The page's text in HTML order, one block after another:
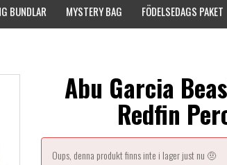
BUNDLAR MYSTERY BAG FÖDELSEDAGS PAKET
Abu Garcia
Redfin
Oups, denna produkt finns inte i lager just nu 🤨